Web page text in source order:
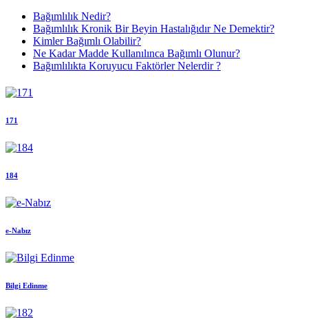
Bağımlılık Nedir?
Bağımlılık Kronik Bir Beyin Hastalığıdır Ne Demektir?
Kimler Bağımlı Olabilir?
Ne Kadar Madde Kullanılınca Bağımlı Olunur?
Bağımlılıkta Koruyucu Faktörler Nelerdir ?
171
184
e-Nabız
Bilgi Edinme